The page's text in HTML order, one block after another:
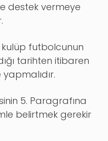
destek vermeye
kulüp futbolcunun
tarihten itibaren
5. Paragrafına
belirtmek gerekir